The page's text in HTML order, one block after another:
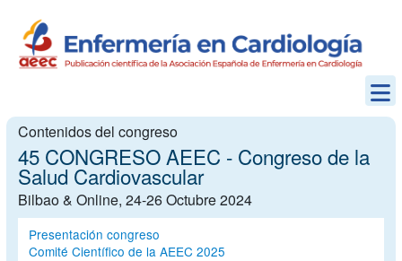
Contenidos del congreso
45 CONGRESO AEEC - Congreso de la
Salud Cardiovascular
Bilbao & Online, 24-26 Octubre 2024
Presentación congreso
Comité Científico de la AEEC 2025